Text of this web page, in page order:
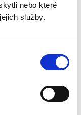
nebo které
služby.